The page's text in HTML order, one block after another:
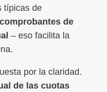
típicas de
de
– eso facilita la
por la claridad.
de las cuotas